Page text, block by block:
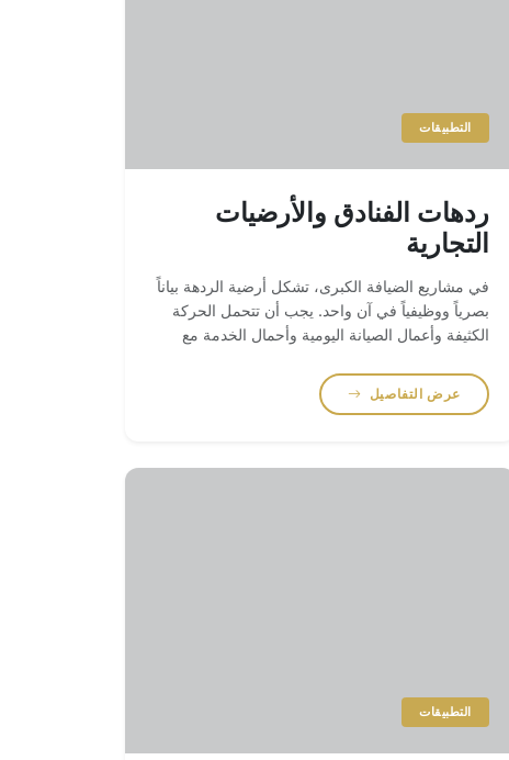
التطبيقات
ردهات الفنادق والأرضيات
التجارية
في مشاريع الضيافة الكبرى، تشكل أرضية الردهة بياناً
بصرياً ووظيفياً في آن واحد. يجب أن تتحمل الحركة
الكثيفة وأعمال الصيانة اليومية وأحمال الخدمة مع
الكبيرة.
عرض التفاصيل
التطبيقات